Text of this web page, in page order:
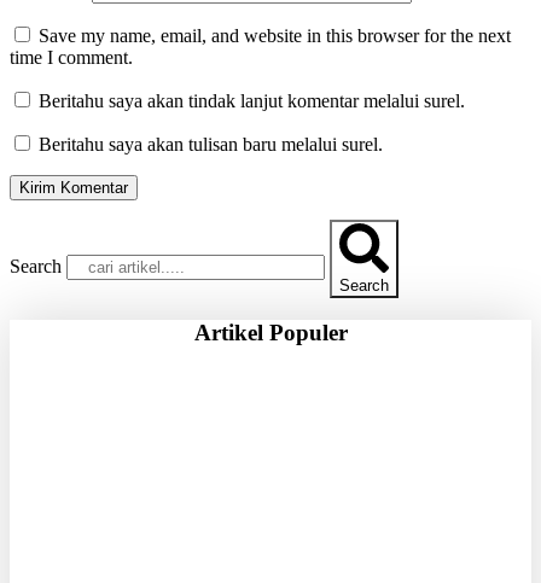
Save my name, email, and website in this browser for the next
time I comment.
Beritahu saya akan tindak lanjut komentar melalui surel.
Beritahu saya akan tulisan baru melalui surel.
Search
Search
Artikel Populer